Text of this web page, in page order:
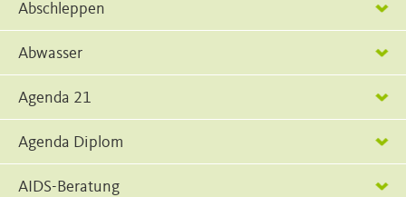
Abschleppen
Abwasser
Agenda 21
Agenda Diplom
AIDS-Beratung